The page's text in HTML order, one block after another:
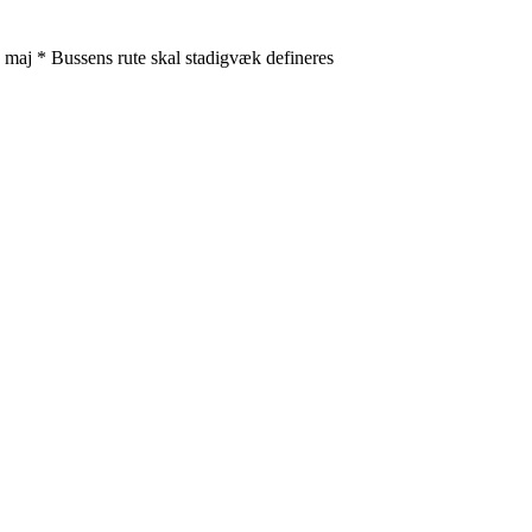
* Bussens rute skal stadigvæk defineres